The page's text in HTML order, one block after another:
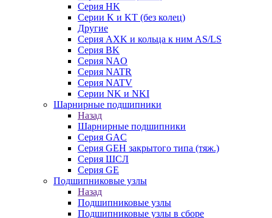
Серия HK
Серии K и KT (без колец)
Другие
Серия AXK и кольца к ним AS/LS
Серия BK
Серия NAO
Серия NATR
Серия NATV
Серии NK и NKI
Шарнирные подшипники
Назад
Шарнирные подшипники
Серия GAC
Серия GEH закрытого типа (тяж.)
Серия ШСЛ
Серия GE
Подшипниковые узлы
Назад
Подшипниковые узлы
Подшипниковые узлы в сборе